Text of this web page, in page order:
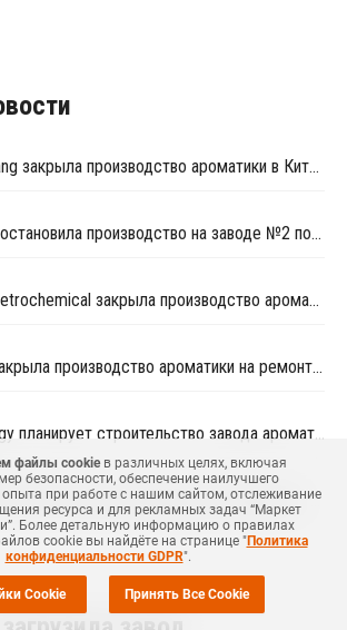
Sinopec Shijiazhuang закрыла производство ароматики в Китае
Sinopec Maoming остановила производство на заводе №2 по выпуску ароматики в Китае
Sinpoec Jiujiang Petrochemical закрыла производство ароматики в провинции Аньхой
Sinopec Zhenhai закрыла производство ароматики на ремонт в Чжэцзян
Pengfei New Energy планирует строительство завода ароматики в Китае
Sinopec Yunnan Petroleum начала предпродажу продукции с нового завода ароматических веществ в Китае
файлы cookieв различных целях, включая
безопасности, обеспечение наилучшего
опыта при работе с нашим сайтом, отслеживание
ресурса и для рекламных задач “Маркет
Более детальную информацию о правилах
cookie вы найдёте на странице "Политика
конфиденциальности GDPR".
Cookie Принять Все Cookie